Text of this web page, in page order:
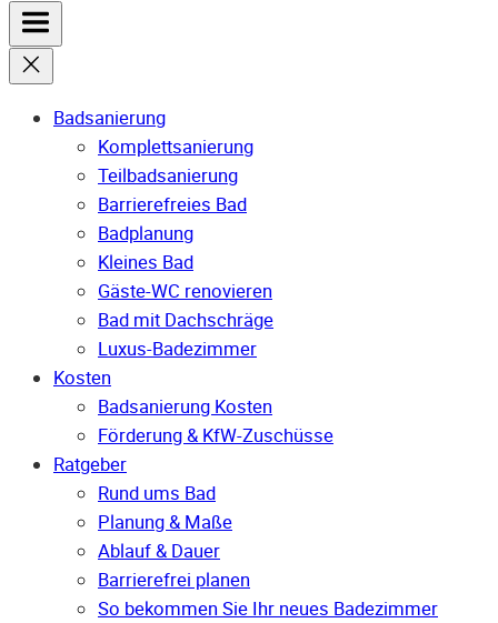
Badsanierung
Komplettsanierung
Teilbadsanierung
Barrierefreies Bad
Badplanung
Kleines Bad
Gäste-WC renovieren
Bad mit Dachschräge
Luxus-Badezimmer
Kosten
Badsanierung Kosten
Förderung & KfW-Zuschüsse
Ratgeber
Rund ums Bad
Planung & Maße
Ablauf & Dauer
Barrierefrei planen
So bekommen Sie Ihr neues Badezimmer